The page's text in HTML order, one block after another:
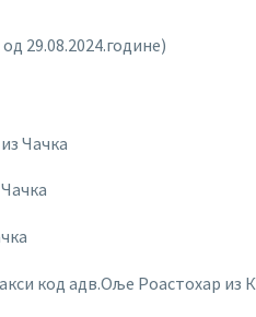
29.08.2024.године)
Чачка
код адв.Оље Роастохар из